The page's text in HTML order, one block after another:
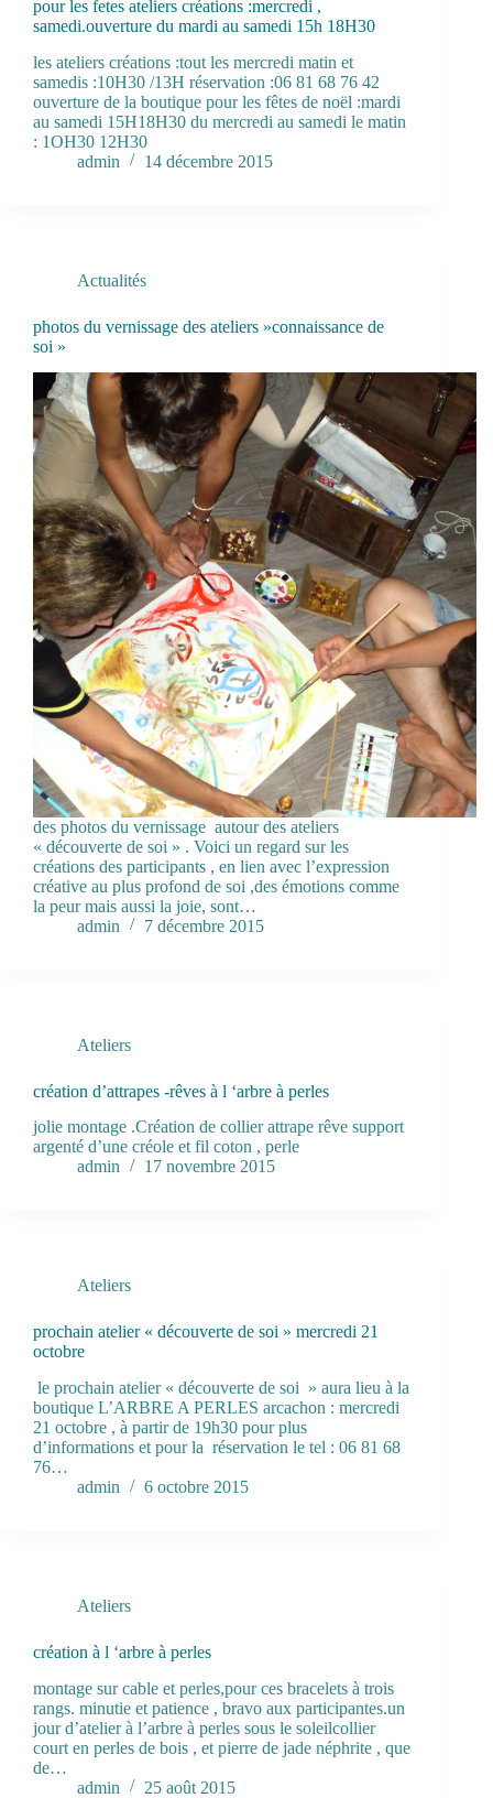
pour les fetes ateliers créations :mercredi ,
samedi.ouverture du mardi au samedi 15h 18H30
les ateliers créations :tout les mercredi matin et
samedis :10H30 /13H réservation :06 81 68 76 42
ouverture de la boutique pour les fêtes de noël :mardi
au samedi 15H18H30 du mercredi au samedi le matin
: 1OH30 12H30
admin
14 décembre 2015
Actualités
photos du vernissage des ateliers »connaissance de
soi »
des photos du vernissage autour des ateliers
« découverte de soi » . Voici un regard sur les
créations des participants , en lien avec l’expression
créative au plus profond de soi ,des émotions comme
la peur mais aussi la joie, sont…
admin
7 décembre 2015
Ateliers
création d’attrapes -rêves à l ‘arbre à perles
jolie montage .Création de collier attrape rêve support
argenté d’une créole et fil coton , perle
admin
17 novembre 2015
Ateliers
prochain atelier « découverte de soi » mercredi 21
octobre
le prochain atelier « découverte de soi » aura lieu à la
boutique L’ARBRE A PERLES arcachon : mercredi
21 octobre , à partir de 19h30 pour plus
d’informations et pour la réservation le tel : 06 81 68
76…
admin
6 octobre 2015
Ateliers
création à l ‘arbre à perles
montage sur cable et perles,pour ces bracelets à trois
rangs. minutie et patience , bravo aux participantes.un
jour d’atelier à l’arbre à perles sous le soleilcollier
court en perles de bois , et pierre de jade néphrite , que
de…
admin
25 août 2015